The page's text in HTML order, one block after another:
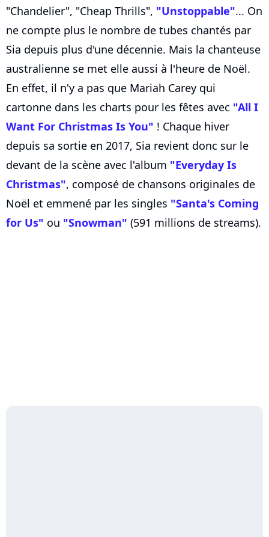
"Chandelier", "Cheap Thrills", "Unstoppable"... On
ne compte plus le nombre de tubes chantés par
Sia depuis plus d'une décennie. Mais la chanteuse
australienne se met elle aussi à l'heure de Noël.
En effet, il n'y a pas que Mariah Carey qui
cartonne dans les charts pour les fêtes avec "All I
Want For Christmas Is You" ! Chaque hiver
depuis sa sortie en 2017, Sia revient donc sur le
devant de la scène avec l'album "Everyday Is
Christmas", composé de chansons originales de
Noël et emmené par les singles "Santa's Coming
for Us" ou "Snowman" (591 millions de streams).